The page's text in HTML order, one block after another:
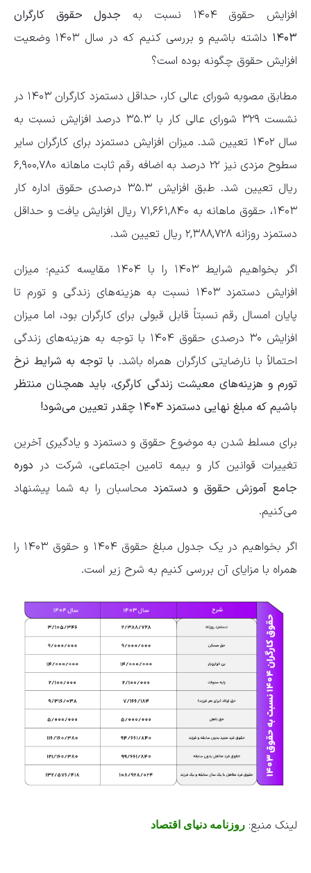
افزایش حقوق ۱۴۰۴ نسبت به
جدول حقوق کارگران
۱۴۰۳
داشته باشیم و بررسی کنیم که در سال ۱۴۰۳ وضعیت
افزایش حقوق چگونه بوده است؟
مطابق مصوبه شورای عالی کار، حداقل دستمزد کارگران ۱۴۰۳ در
نشست ۳۲۹ شورای عالی کار با ۳۵.۳ درصد افزایش نسبت به
سال ۱۴۰۲ تعیین شد. میزان افزایش دستمزد برای کارگران سایر
سطوح مزدی نیز ۲۲ درصد به اضافه رقم ثابت ماهانه ۶,۹۰۰,۷۸۰
ریال تعیین شد. طبق افزایش ۳۵.۳ درصدی حقوق اداره کار
۱۴۰۳، حقوق ماهانه به ۷۱,۶۶۱,۸۴۰ ریال افزایش یافت و حداقل
دستمزد روزانه ۲,۳۸۸,۷۲۸ ریال تعیین شد.
اگر بخواهیم شرایط ۱۴۰۳ را با ۱۴۰۴ مقایسه کنیم؛ میزان
افزایش دستمزد ۱۴۰۳ نسبت به هزینه‌های زندگی و تورم تا
پایان امسال رقم نسبتاً قابل قبولی برای کارگران بود، اما میزان
افزایش ۳۰ درصدی حقوق ۱۴۰۴ با توجه به هزینه‌های زندگی
احتمالاً با نارضایتی کارگران همراه باشد. با توجه به شرایط نرخ
تورم و هزینه‌های معیشت زندگی کارگری، باید همچنان منتظر
باشیم که مبلغ نهایی دستمزد ۱۴۰۴ چقدر تعیین می‌شود!
برای مسلط شدن به موضوع حقوق و دستمزد و یادگیری آخرین
تغییرات قوانین کار و بیمه تامین اجتماعی، شرکت در دوره
جامع آموزش حقوق و دستمزد محاسبان را به شما پیشنهاد
می‌کنیم.
اگر بخواهیم در یک جدول مبلغ حقوق ۱۴۰۴ و حقوق ۱۴۰۳ را
همراه با مزایای آن بررسی کنیم به شرح زیر است.
لینک منبع: روزنامه دنیای اقتصاد